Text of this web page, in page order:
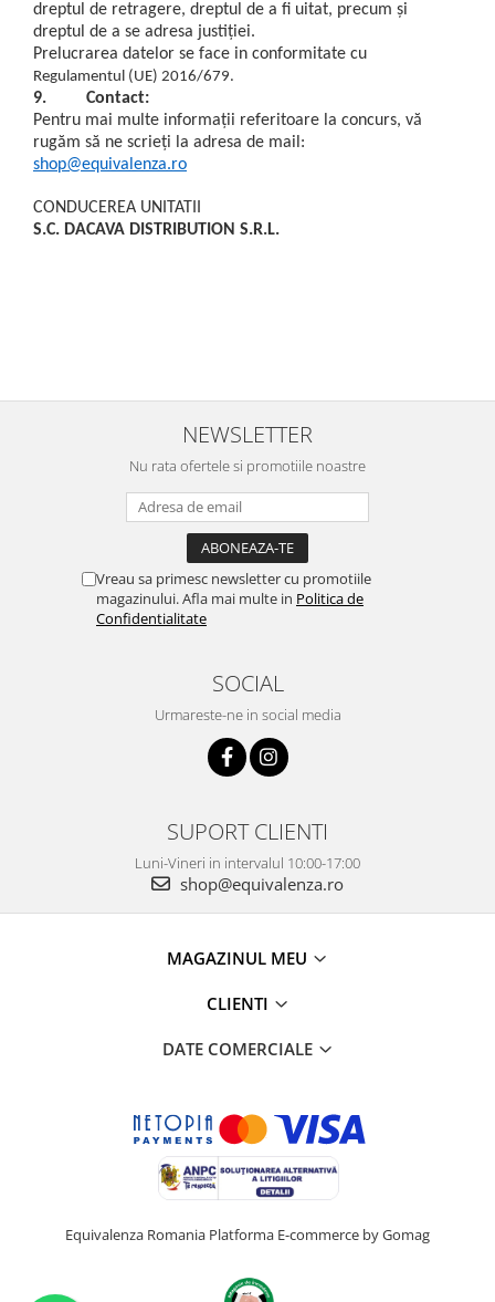
dreptul de retragere, dreptul de a fi uitat, precum şi
dreptul de a se adresa justiţiei.
Prelucrarea datelor se face in conformitate cu
Regulamentul (UE) 2016/679.
9.
Contact:
Pentru mai multe informaţii referitoare la concurs, vă
rugăm să ne scrieţi la adresa de mail:
shop@equivalenza.ro
CONDUCEREA UNITATII
S.C. DACAVA DISTRIBUTION S.R.L.
NEWSLETTER
Nu rata ofertele si promotiile noastre
Vreau sa primesc newsletter cu promotiile
magazinului. Afla mai multe in Politica de
Confidentialitate
SOCIAL
Urmareste-ne in social media
SUPORT CLIENTI
Luni-Vineri in intervalul 10:00-17:00
shop@equivalenza.ro
MAGAZINUL MEU
CLIENTI
DATE COMERCIALE
Equivalenza Romania Platforma E-commerce by Gomag